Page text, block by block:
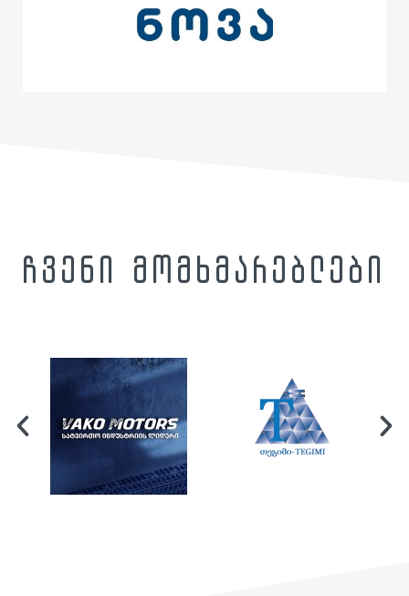
ჩვენი მომხმარებლები